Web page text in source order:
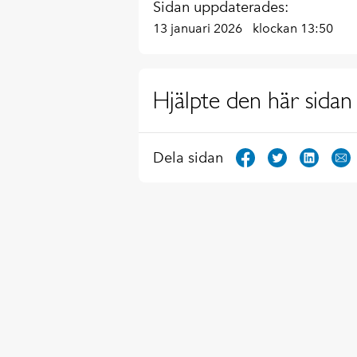
Sidan uppdaterades:
13 januari 2026 klockan 13:50
Hjälpte den här sidan
Dela sidan